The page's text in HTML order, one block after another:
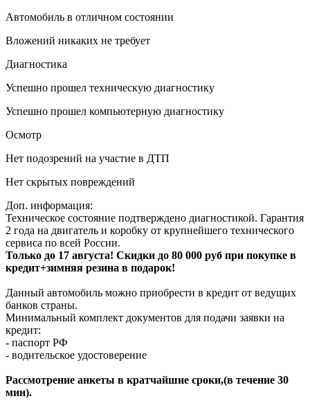
Автомобиль в отличном состоянии
Вложений никаких не требует
Диагностика
Успешно прошел техническую диагностику
Успешно прошел компьютерную диагностику
Осмотр
Нет подозрений на участие в ДТП
Нет скрытых повреждений
Доп. информация:
Техническое состояние подтверждено диагностикой. Гарантия
2 года на двигатель и коробку от крупнейшего технического
сервиса по всей России.
Только до 17 августа! Скидки до 80 000 руб при покупке в
кредит+зимняя резина в подарок!
Данный автомобиль можно приобрести в кредит от ведущих
банков страны.
Минимальный комплект документов для подачи заявки на
кредит:
- паспорт РФ
- водительское удостоверение
Рассмотрение анкеты в кратчайшие сроки,(в течение 30
мин).